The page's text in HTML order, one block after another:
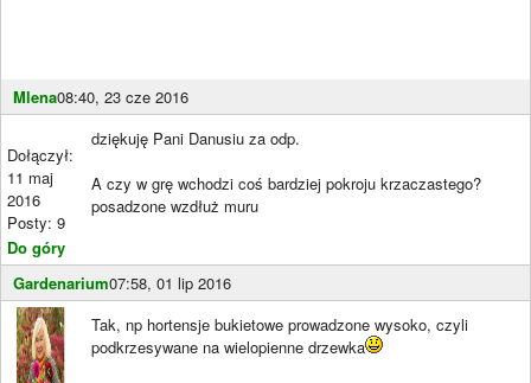
Mlena08:40, 23 cze 2016
Dołączył:
11 maj
2016
Posty: 9
Do góry
dziękuję Pani Danusiu za odp.
A czy w grę wchodzi coś bardziej pokroju krzaczastego?
posadzone wzdłuż muru
Gardenarium07:58, 01 lip 2016
Tak, np hortensje bukietowe prowadzone wysoko, czyli
podkrzesywane na wielopienne drzewka